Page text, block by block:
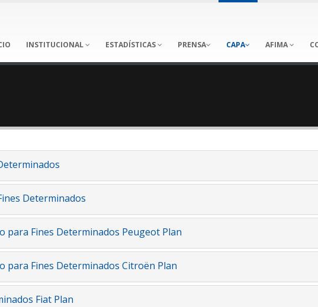
INSTITUCIONAL ESTADÍSTICAS PRENSA CAPA AFIMA
Determinados
para Fines Determinados Peugeot Plan
para Fines Determinados Citroën Plan
Fiat Plan